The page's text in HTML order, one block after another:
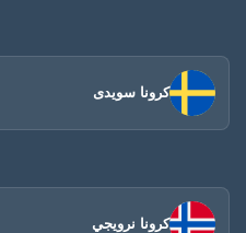
كرونا سويدى
كرونا نرويجي